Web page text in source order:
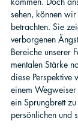
sehen, können
betrachten. Sie
verborgenen
Bereiche unserer
mentalen Stärke
diese Perspektive
einem
ein Sprungbrett
persönlichen und